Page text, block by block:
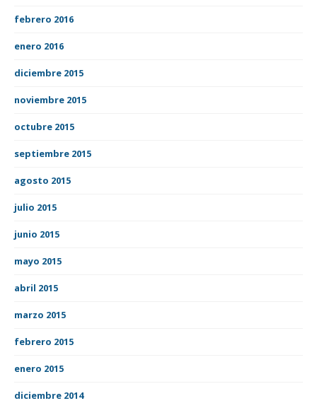
febrero 2016
enero 2016
diciembre 2015
noviembre 2015
octubre 2015
septiembre 2015
agosto 2015
julio 2015
junio 2015
mayo 2015
abril 2015
marzo 2015
febrero 2015
enero 2015
diciembre 2014